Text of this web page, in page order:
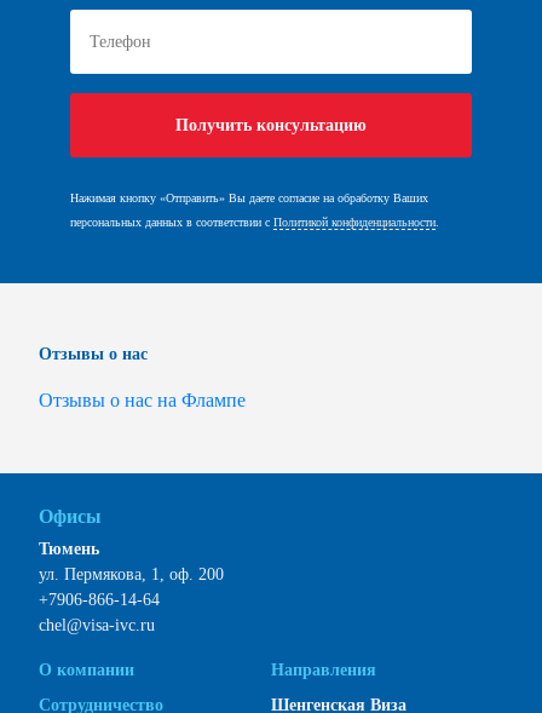
Нажимая кнопку «Отправить» Вы даете согласие на обработку Ваших
персональных данных в соответствии с Политикой конфиденциальности
Отзывы о нас
Отзывы о нас на Флампе
Офисы
Тюмень
ул. Пермякова, 1, оф. 200
+7906-866-14-64
chel@visa-ivc.ru
О компании
Сотрудничество
Направления
Шенгенская Виза